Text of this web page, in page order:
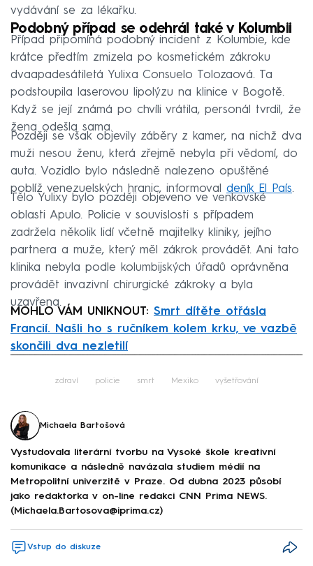
vydávání se za lékařku.
Podobný případ se odehrál také v Kolumbii
Případ připomíná podobný incident z Kolumbie, kde
krátce předtím zmizela po kosmetickém zákroku
dvaapadesátiletá Yulixa Consuelo Tolozaová. Ta
podstoupila laserovou lipolýzu na klinice v Bogotě.
Když se její známá po chvíli vrátila, personál tvrdil, že
žena odešla sama.
Později se však objevily záběry z kamer, na nichž dva
muži nesou ženu, která zřejmě nebyla při vědomí, do
auta. Vozidlo bylo následně nalezeno opuštěné
poblíž venezuelských hranic, informoval deník El País.
Tělo Yulixy bylo později objeveno ve venkovské
oblasti Apulo. Policie v souvislosti s případem
zadržela několik lidí včetně majitelky kliniky, jejího
partnera a muže, který měl zákrok provádět. Ani tato
klinika nebyla podle kolumbijských úřadů oprávněna
provádět invazivní chirurgické zákroky a byla
uzavřena.
MOHLO VÁM UNIKNOUT: Smrt dítěte otřásla
Francií. Našli ho s ručníkem kolem krku, ve vazbě
skončili dva nezletilí
zdraví policie smrt Mexiko vyšetřování
Michaela Bartošová
Vystudovala literární tvorbu na Vysoké škole kreativní
komunikace a následně navázala studiem médií na
Metropolitní univerzitě v Praze. Od dubna 2023 působí
jako redaktorka v on-line redakci CNN Prima NEWS.
(Michaela.Bartosova@iprima.cz)
Vstup do diskuze